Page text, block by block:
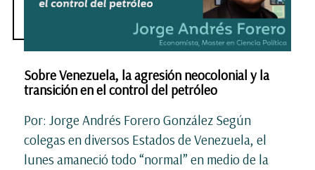
Sobre Venezuela, la agresión neocolonial y la
transición en el control del petróleo
Por: Jorge Andrés Forero González Según
colegas en diversos Estados de Venezuela, el
lunes amaneció todo “normal” en medio de la